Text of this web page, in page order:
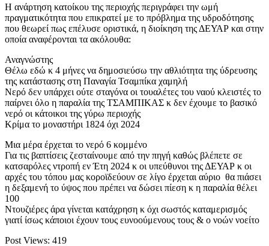
Η ανάρτηση κατοίκου της περιοχής περιγράφει την ωμή
πραγματικότητα που επικρατεί με το πρόβλημα της υδροδότησης
που θεωρεί πως επέλυσε οριστικά, η διοίκηση της ΔΕΥΑΡ και στην
οποία αναφέρονται τα ακόλουθα:
Αναγνώστης
Θέλω εδώ κ 4 μήνες να δημοσιεύσω την αθλιότητα της ύδρευσης
της κατάστασης στη Παναγία Τσαμπίκα χαμηλή
Νερό δεν υπάρχει ούτε σταγόνα οι τουαλέτες του ναού κλειστές το
παίρνει όλο η παραλία της ΤΣΑΜΠΙΚΑΣ κ δεν έχουμε το βασικό
νερό οι κάτοικοι της γύρω περιοχής
Κρίμα το μοναστήρι 1824 όχι 2024
Μια μέρα έρχεται το νερό 6 κομμένο
Για τις βαπτίσεις ζεσταίνουμε από την πηγή καθώς βλέπετε σε
κατσαρόλες ντροπή εν Έτη 2024 κ οι υπεύθυνοι της ΔΕΥΑΡ κ οι
αρχές του τόπου μας κοροϊδεύουν σε λίγο έρχεται αύριο θα πιάσει
η δεξαμενή το ύψος που πρέπει να δώσει πίεση κ η παραλία θέλει
100
Ντουζιέρες άρα γίνεται κατάχρηση κ όχι σωστός καταμερισμός
γιατί ίσως κάποιοι έχουν τους ευνοούμενους τους & ο νοών νοείτο
Post Views: 419